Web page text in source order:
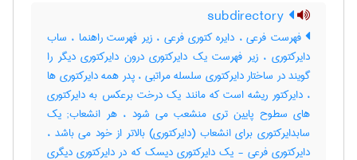
فهرست فرعی ، دایره کتوری فرعی ، زیر فهرست راهنما ، ساب
دایرکتوری ، زیر فهرست یک دایرکتوری درون دایرکتوری دیگر را
گویند در ساختار دایرکتوری سلسله مراتبی ، پدر همه دایرکتوری ها
، دایرکتور ریشه است که مانند یک درخت برعکس به دایرکتوری
های سطوح پایین تری منشعب می شود ، هر انشعاب; یک
سابدایرکتوری برای انشعاب (دایرکتوری) بالاتر از خود می باشد ،
دایرکتوری فرعی - یک دایرکتوری دیسک که در دایرکتوری دیگری